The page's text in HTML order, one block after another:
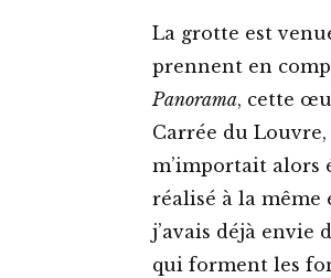
La grotte est
prennent en
Panorama, cette
Carrée du
m’importait alors
réalisé à la
j’avais déjà envie
qui forment les